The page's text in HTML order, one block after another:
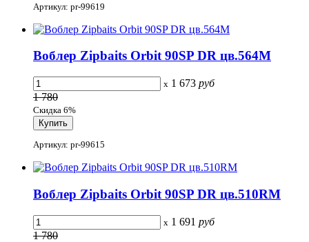
Артикул: pr-99619
Воблер Zipbaits Orbit 90SP DR цв.564M
x 1 673 руб
1 780
Скидка 6%
Артикул: pr-99615
Воблер Zipbaits Orbit 90SP DR цв.510RM
x 1 691 руб
1 780